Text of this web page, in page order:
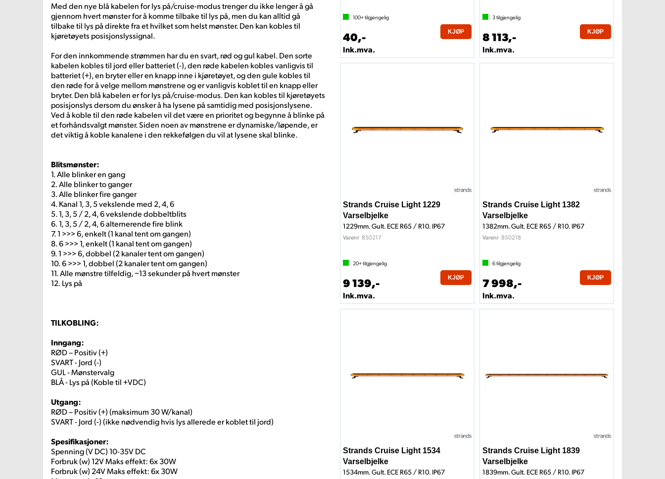
Med den nye blå kabelen for lys på/cruise-modus trenger du ikke lenger å gå
gjennom hvert mønster for å komme tilbake til lys på, men du kan alltid gå
tilbake til lys på direkte fra et hvilket som helst mønster. Den kan kobles til
kjøretøyets posisjonslyssignal.
For den innkommende strømmen har du en svart, rød og gul kabel. Den sorte
kabelen kobles til jord eller batteriet (-), den røde kabelen kobles vanligvis til
batteriet (+), en bryter eller en knapp inne i kjøretøyet, og den gule kobles til
den røde for å velge mellom mønstrene og er vanligvis koblet til en knapp eller
bryter. Den blå kabelen er for lys på/cruise-modus. Den kan kobles til kjøretøyets
posisjonslys dersom du ønsker å ha lysene på samtidig med posisjonslysene.
Ved å koble til den røde kabelen vil det være en prioritet og begynne å blinke på
et forhåndsvalgt mønster. Siden noen av mønstrene er dynamiske/løpende, er
det viktig å koble kanalene i den rekkefølgen du vil at lysene skal blinke.
Blitsmønster:
1. Alle blinker en gang
2. Alle blinker to ganger
3. Alle blinker fire ganger
4. Kanal 1, 3, 5 vekslende med 2, 4, 6
5. 1, 3, 5 / 2, 4, 6 vekslende dobbeltblits
6. 1, 3, 5 / 2, 4, 6 alternerende fire blink
7. 1 >>> 6, enkelt (1 kanal tent om gangen)
8. 6 >>> 1, enkelt (1 kanal tent om gangen)
9. 1 >>> 6, dobbel (2 kanaler tent om gangen)
10. 6 >>> 1, dobbel (2 kanaler tent om gangen)
11. Alle mønstre tilfeldig, ~13 sekunder på hvert mønster
12. Lys på
TILKOBLING:
Inngang:
RØD – Positiv (+)
SVART - Jord (-)
GUL - Mønstervalg
BLÅ - Lys på (Koble til +VDC)
Utgang:
RØD – Positiv (+) (maksimum 30 W/kanal)
SVART - Jord (-) (ikke nødvendig hvis lys allerede er koblet til jord)
Spesifikasjoner:
Spenning (V DC) 10-35V DC
Forbruk (w) 12V Maks effekt: 6x 30W
Forbruk (w) 24V Maks effekt: 6x 30W
100+tilgjengelig
40,-
Ink.mva.
KJØP
3tilgjengelig
8 113,-
Ink.mva.
KJØP
Strands Cruise Light 1229
Varselbjelke
1229mm. Gult. ECE R65 / R10. IP67
Varenr 850217
20+tilgjengelig
9 139,-
Ink.mva.
KJØP
Strands Cruise Light 1382
Varselbjelke
1382mm. Gult. ECE R65 / R10. IP67
Varenr 850218
6tilgjengelig
7 998,-
Ink.mva.
KJØP
Strands Cruise Light 1534
Varselbjelke
1534mm. Gult. ECE R65 / R10. IP67
Strands Cruise Light 1839
Varselbjelke
1839mm. Gult. ECE R65 / R10. IP67